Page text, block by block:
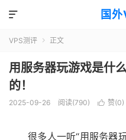
国

VPS测评  正文
用服务器玩游戏是什
的！
2025-09-26 阅读(790)  赞(0)
很多人一听“用服务器